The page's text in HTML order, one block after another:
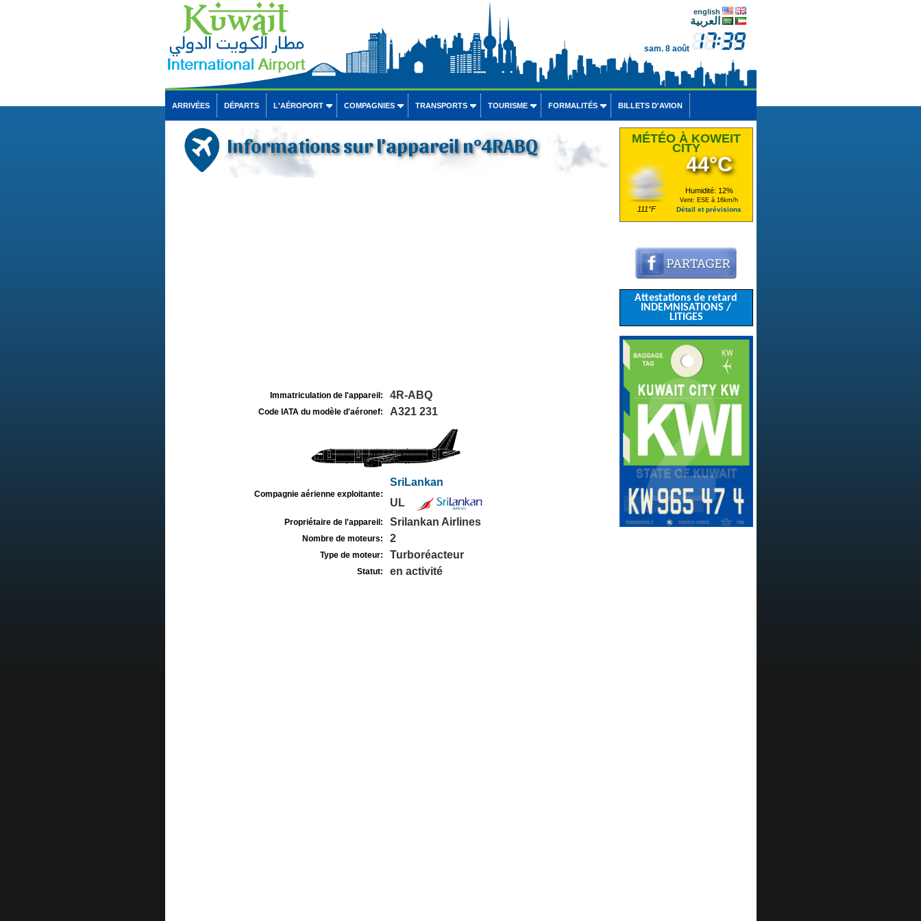
english
العربية
sam. 8 août
ARRIVÉES DÉPARTS L'AÉROPORT COMPAGNIES TRANSPORTS TOURISME FORMALITÉS BILLETS D'AVION
Informations sur l'appareil n°4RABQ
Immatriculation de l'appareil: 4R-ABQ
Code IATA du modèle d'aéronef: A321 231
Compagnie aérienne exploitante:
SriLankan
UL
Propriétaire de l'appareil: Srilankan Airlines
Nombre de moteurs: 2
Type de moteur: Turboréacteur
Statut: en activité
MÉTÉO À KOWEIT
CITY
111°F
44°C
Humidité: 12%
Vent: ESE à 16km/h
Détail et prévisions
Attestations de retard
INDEMNISATIONS /
LITIGES